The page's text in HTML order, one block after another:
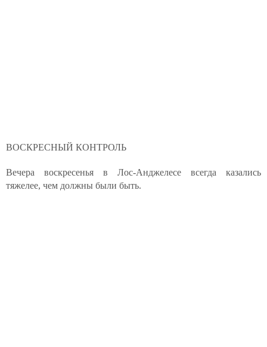
ВОСКРЕСНЫЙ КОНТРОЛЬ
Вечера воскресенья в Лос-Анджелесе всегда казались
тяжелее, чем должны были быть.